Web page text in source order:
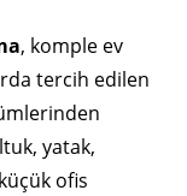
, komple ev
tercih edilen
yatak,
ofis